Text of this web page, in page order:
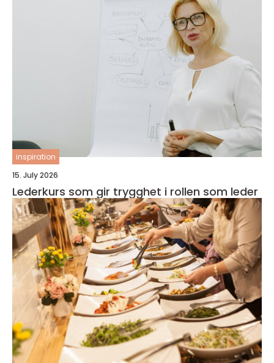
inspiration
15. July 2026
Lederkurs som gir trygghet i rollen som leder